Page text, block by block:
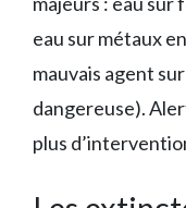
eau sur métaux
mauvais agent
dangereuse).
plus